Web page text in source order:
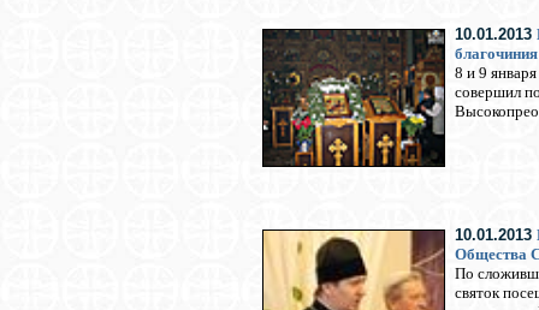
10.01.2013
8 и 9
совершил
10.01.2013
Общества
По
святок